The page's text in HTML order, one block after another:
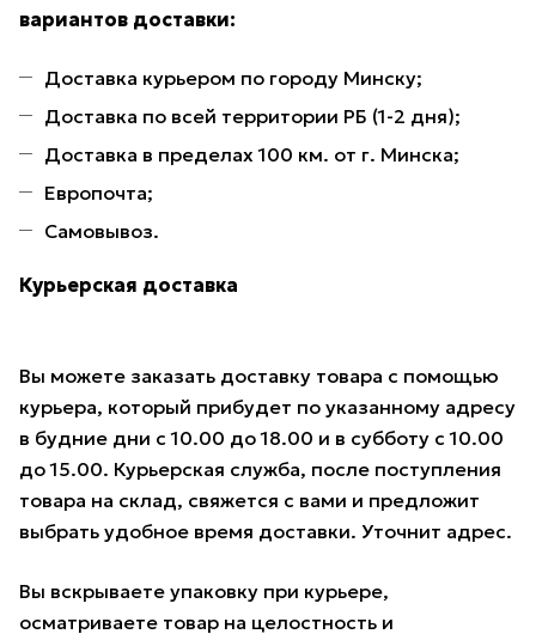
вариантов доставки:
Доставка курьером по городу Минску;
Доставка по всей территории РБ (1-2 дня);
Доставка в пределах 100 км. от г. Минска;
Европочта;
Самовывоз.
Курьерская доставка
Вы можете заказать доставку товара с помощью
курьера, который прибудет по указанному адресу
в будние дни с 10.00 до 18.00 и в субботу с 10.00
до 15.00. Курьерская служба, после поступления
товара на склад, свяжется с вами и предложит
выбрать удобное время доставки. Уточнит адрес.
Вы вскрываете упаковку при курьере,
осматриваете товар на целостность и